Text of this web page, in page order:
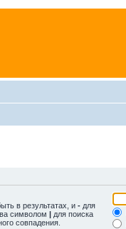
в результатах, и - для
символом | для поиска
совпадения.